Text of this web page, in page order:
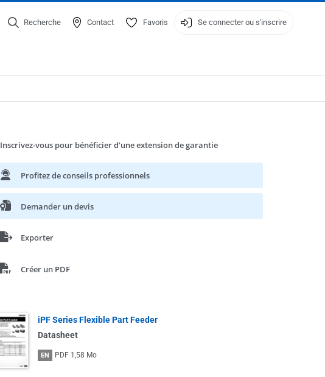
Recherche Contact Favoris Se connecter ou s'inscrire
Inscrivez-vous pour bénéficier d'une extension de garantie
Profitez de conseils professionnels
Demander un devis
Exporter
Créer un PDF
iPF Series Flexible Part Feeder
Datasheet
EN PDF 1,58 Mo